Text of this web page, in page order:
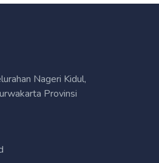
Nageri Kidul,
Provinsi